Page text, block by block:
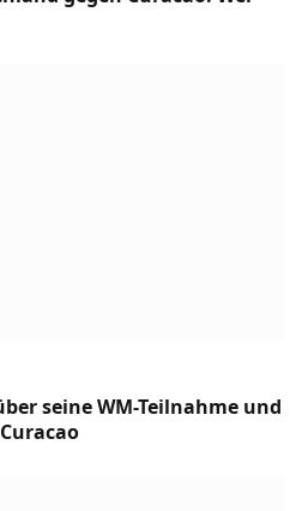
seine WM-Teilnahme und